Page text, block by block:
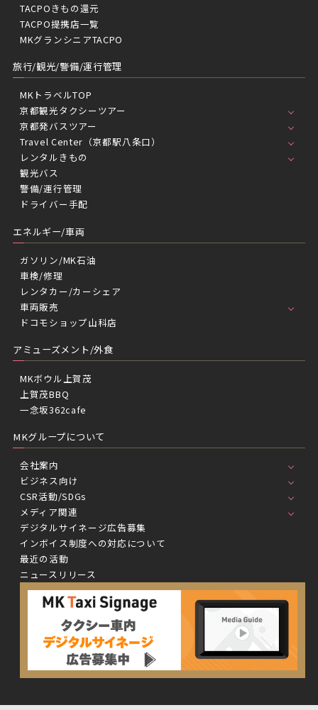
TACPOきもの還元
TACPO提携店一覧
MKグランシニアTACPO
旅行/観光/警備/運行管理
MKトラベルTOP
京都観光タクシーツアー
京都発バスツアー
Travel Center（京都駅八条口）
レンタルきもの
観光バス
警備/運行管理
ドライバー手配
エネルギー/車両
ガソリン/MK石油
車検/修理
レンタカー/カーシェア
車両販売
ドコモショップ山科店
アミューズメント/外食
MKボウル上賀茂
上賀茂BBQ
一念坂362cafe
MKグループについて
会社案内
ビジネス向け
CSR活動/SDGs
メディア関連
デジタルサイネージ広告募集
インボイス制度への対応について
最近の活動
ニュースリリース